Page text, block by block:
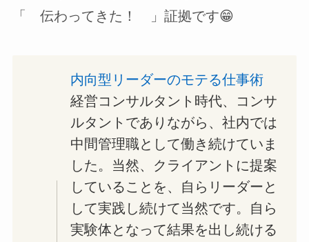
「 伝わってきた！ 」証拠です😁
内向型リーダーのモテる仕事術
経営コンサルタント時代、コンサ
ルタントでありながら、社内では
中間管理職として働き続けていま
した。当然、クライアントに提案
していることを、自らリーダーと
して実践し続けて当然です。自ら
実験体となって結果を出し続ける